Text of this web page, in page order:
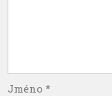
Jméno*